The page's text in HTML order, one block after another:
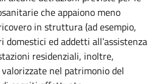
che appaiono meno
in struttura (ad esempio,
domestici ed addetti all’assistenza
residenziali, inoltre,
nel patrimonio del